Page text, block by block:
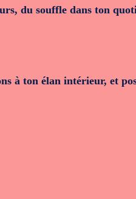
du souffle dans ton
à ton élan intérieur, et